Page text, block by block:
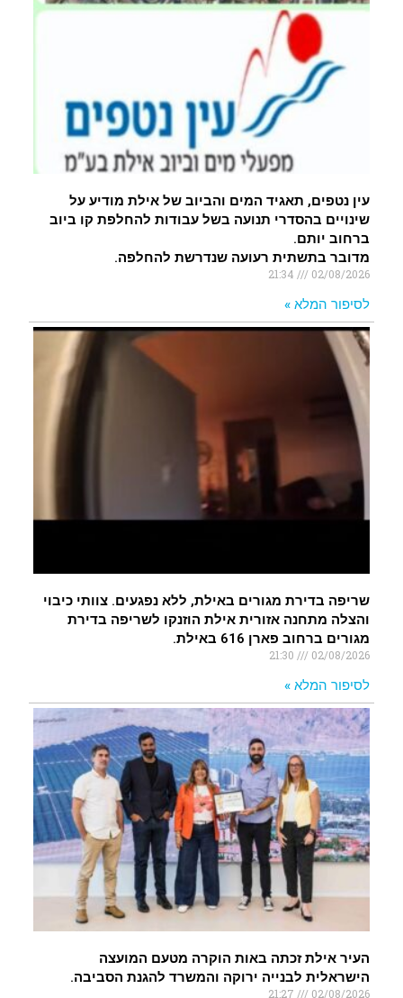
עין נטפים, תאגיד המים והביוב של אילת מודיע על
שינויים בהסדרי תנועה בשל עבודות להחלפת קו ביוב
ברחוב יותם.
מדובר בתשתית רעועה שנדרשת להחלפה.
02/08/2026
לסיפור המלא »
שריפה בדירת מגורים באילת, ללא נפגעים. צוותי כיבוי
והצלה מתחנה אזורית אילת הוזנקו לשריפה בדירת
מגורים ברחוב פארן 616 באילת.
02/08/2026
לסיפור המלא »
העיר אילת זכתה באות הוקרה מטעם המועצה
הישראלית לבנייה ירוקה והמשרד להגנת הסביבה.
02/08/2026